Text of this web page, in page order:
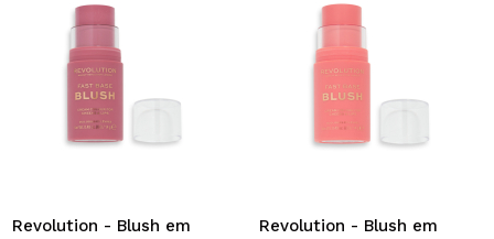
Revolution - Blush em
Revolution - Blush em